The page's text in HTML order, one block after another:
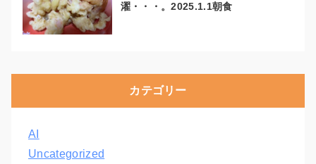
濯・・・。2025.1.1朝食
カテゴリー
AI
Uncategorized